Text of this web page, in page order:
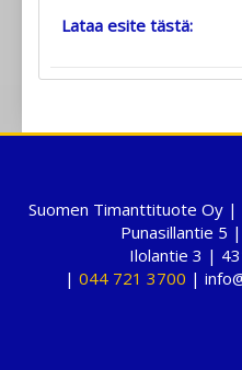
Lataa esite tästä:
Suomen Timanttituote Oy |
Punasillantie 5
Ilolantie 3 |
| 044 721 3700 |